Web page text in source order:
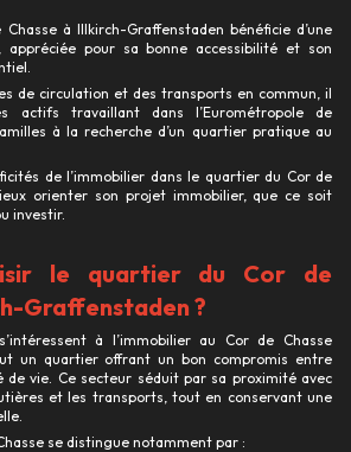
RÉSIDENTIEL
à Illkirch-Graffenstaden bénéficie d’une
appréciée pour sa bonne accessibilité et son
de circulation et des transports en commun, il
actifs travaillant dans l’Eurométropole de
à la recherche d’un quartier pratique au
de l’immobilier dans le quartier du Cor de
orienter son projet immobilier, que ce soit
investir.
le quartier du Cor de
Graffenstaden ?
à l’immobilier au Cor de Chasse
un quartier offrant un bon compromis entre
de vie. Ce secteur séduit par sa proximité avec
et les transports, tout en conservant une
se distingue notamment par :